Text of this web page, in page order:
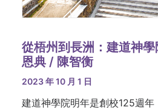
從梧州到長洲：建道神
恩典 / 陳智衡
2023 年 10 月 1 日
建道神學院明年是創校125週年